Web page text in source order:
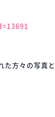
方々の写真